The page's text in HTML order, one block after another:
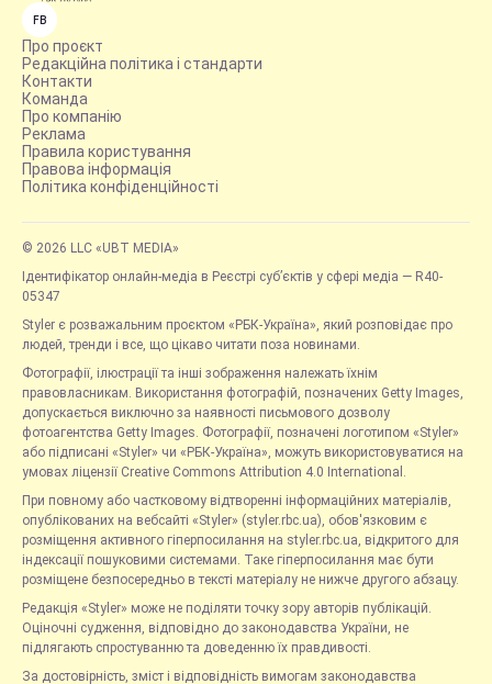
FB
Про проєкт
Редакційна політика і стандарти
Контакти
Команда
Про компанію
Реклама
Правила користування
Правова інформація
Політика конфіденційності
© 2026 LLC «UBT MEDIA»
Ідентифікатор онлайн-медіа в Реєстрі суб’єктів у сфері медіа — R40-
05347
Styler є розважальним проєктом «РБК-Україна», який розповідає про
людей, тренди і все, що цікаво читати поза новинами.
Фотографії, ілюстрації та інші зображення належать їхнім
правовласникам. Використання фотографій, позначених Getty Images,
допускається виключно за наявності письмового дозволу
фотоагентства Getty Images. Фотографії, позначені логотипом «Styler»
або підписані «Styler» чи «РБК-Україна», можуть використовуватися на
умовах ліцензії Creative Commons Attribution 4.0 International.
При повному або частковому відтворенні інформаційних матеріалів,
опублікованих на вебсайті «Styler» (styler.rbc.ua), обов'язковим є
розміщення активного гіперпосилання на styler.rbc.ua, відкритого для
індексації пошуковими системами. Таке гіперпосилання має бути
розміщене безпосередньо в тексті матеріалу не нижче другого абзацу.
Редакція «Styler» може не поділяти точку зору авторів публікацій.
Оціночні судження, відповідно до законодавства України, не
підлягають спростуванню та доведенню їх правдивості.
За достовірність, зміст і відповідність вимогам законодавства